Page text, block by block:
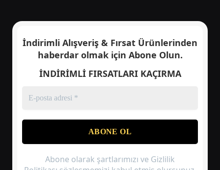
İndirimli Alışveriş & Fırsat Ürünlerinden
haberdar olmak için Abone Olun.
İNDİRİMLİ FIRSATLARI KAÇIRMA
Abone olarak şartlarımızı ve Gizlilik